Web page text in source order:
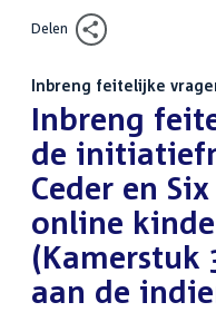
Delen
Inbreng feitelijke
:Inbreng
de
Ceder en
online
(Kamerstuk
aan de